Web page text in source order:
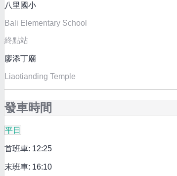
八里國小
Bali Elementary School
終點站
廖添丁廟
Liaotianding Temple
發車時間
平日
首班車: 12:25
末班車: 16:10